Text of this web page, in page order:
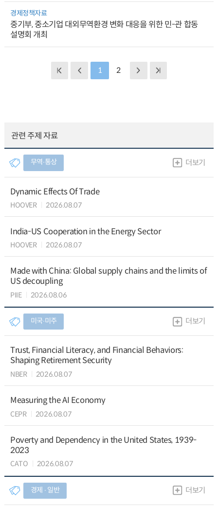
경제정책자료
중기부, 중소기업 대외무역환경 변화 대응을 위한 민-관 합동
설명회 개최
1 2
관련 주제 자료
무역∙통상 더보기
Dynamic Effects Of Trade
HOOVER 2026.08.07
India-US Cooperation in the Energy Sector
HOOVER 2026.08.07
Made with China: Global supply chains and the limits of
US decoupling
PIIE 2026.08.06
미국∙미주 더보기
Trust, Financial Literacy, and Financial Behaviors:
Shaping Retirement Security
NBER 2026.08.07
Measuring the AI Economy
CEPR 2026.08.07
Poverty and Dependency in the United States, 1939-
2023
CATO 2026.08.07
경제 ∙ 일반 더보기